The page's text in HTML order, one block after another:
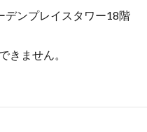
ンプレイスタワー18階
きません。